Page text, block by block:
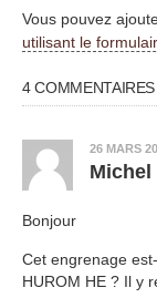
Vous pouvez
utilisant le
4 COMMENTAIRES
26 MARS
Michel
Bonjour
Cet engrenage
HUROM HE ? Il y